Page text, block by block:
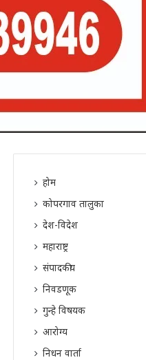
होम
कोपरगाव तालुका
देश-विदेश
महाराष्ट्र
संपादकीय
निवडणूक
गुन्हे विषयक
आरोग्य
निधन वार्ता